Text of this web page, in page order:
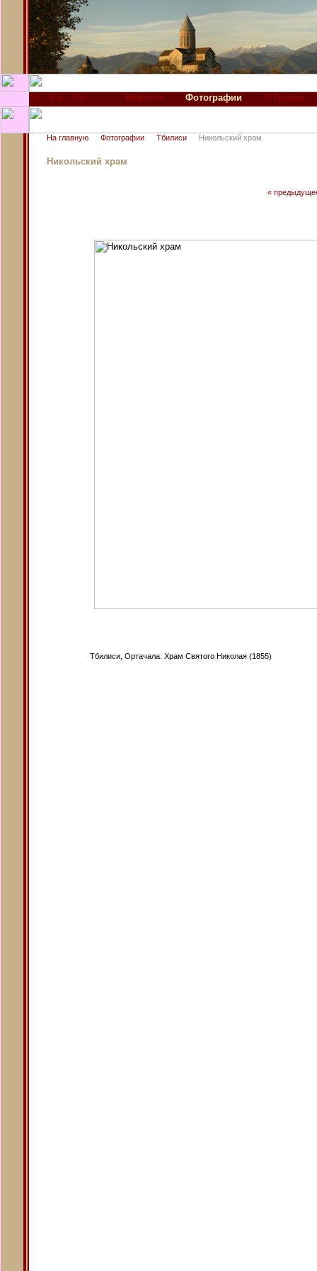
Новости Фотографии О Грузии
На главную Фотографии Тбилиси Никольский храм
Никольский храм
«
Тбилиси, Ортачала. Храм Святого Николая (1855)